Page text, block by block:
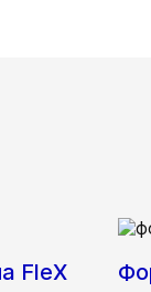
FleX